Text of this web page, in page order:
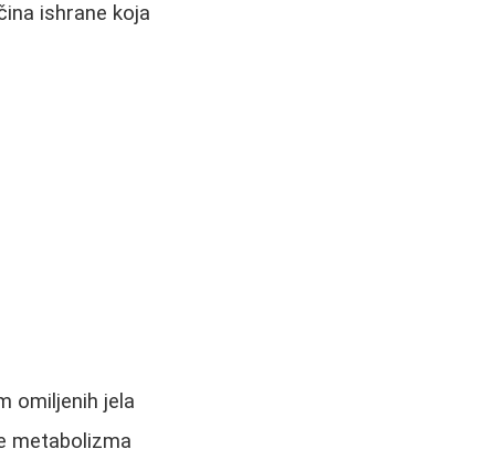
ishrane koja
omiljenih jela
metabolizma